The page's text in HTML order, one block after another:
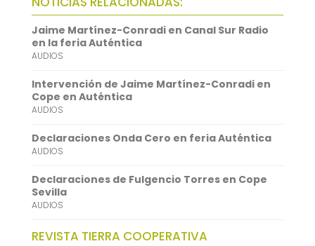
o
o
k
t
e
r
i
l
a
t
s
A
p
p
i
n
k
e
d
I
n
Jaime Martínez-Conradi en Canal Sur Radio
en la feria Auténtica
AUDIOS
Intervención de Jaime Martínez-Conradi en
Cope en Auténtica
AUDIOS
Declaraciones Onda Cero en feria Auténtica
AUDIOS
Declaraciones de Fulgencio Torres en Cope
Sevilla
AUDIOS
REVISTA TIERRA COOPERATIVA